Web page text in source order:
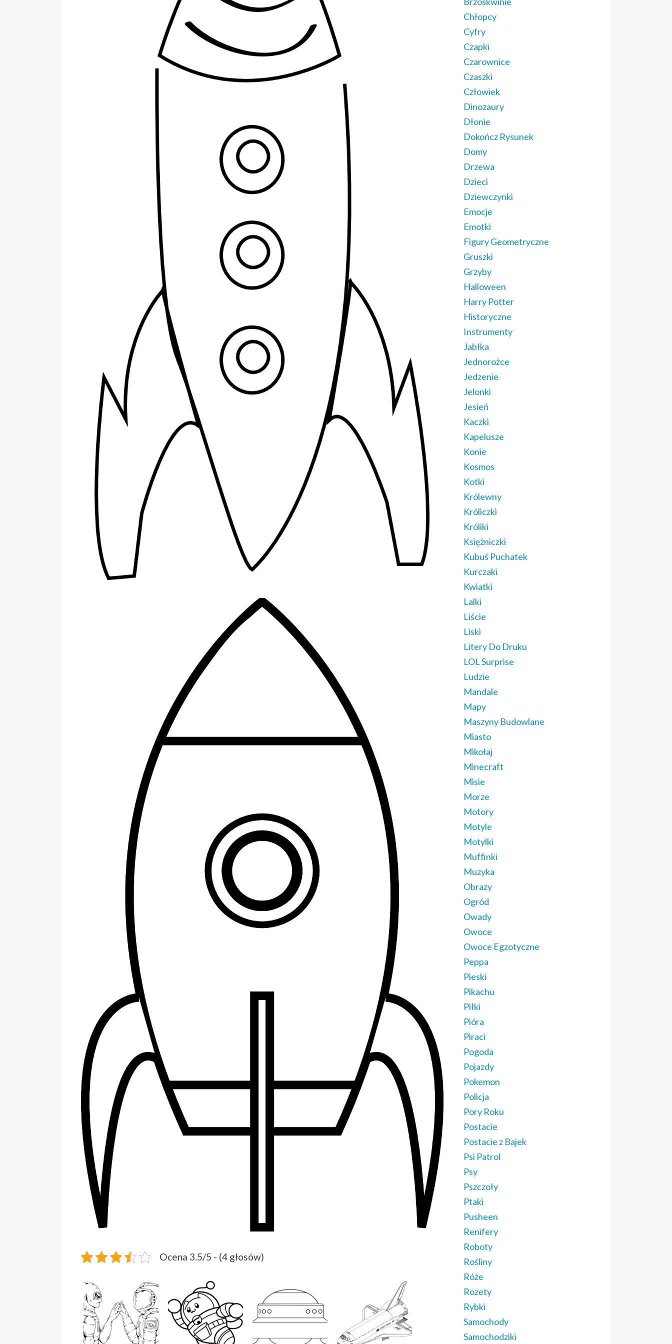
Ocena 3.5/5 - (4 głosów)
Chłopcy
Cyfry
Czapki
Czarownice
Czaszki
Człowiek
Dinozaury
Dłonie
Dokończ Rysunek
Domy
Drzewa
Dzieci
Dziewczynki
Emocje
Emotki
Figury Geometryczne
Gruszki
Grzyby
Halloween
Harry Potter
Historyczne
Instrumenty
Jabłka
Jednorożce
Jedzenie
Jelonki
Jesień
Kaczki
Kapelusze
Konie
Kosmos
Kotki
Królewny
Króliczki
Króliki
Księżniczki
Kubuś Puchatek
Kurczaki
Kwiatki
Lalki
Liście
Liski
Litery Do Druku
LOL Surprise
Ludzie
Mandale
Mapy
Maszyny Budowlane
Miasto
Mikołaj
Minecraft
Misie
Morze
Motory
Motyle
Motylki
Muffinki
Muzyka
Obrazy
Ogród
Owady
Owoce
Owoce Egzotyczne
Peppa
Pieski
Pikachu
Piłki
Pióra
Piraci
Pogoda
Pojazdy
Pokemon
Policja
Pory Roku
Postacie
Postacie z Bajek
Psi Patrol
Psy
Pszczoły
Ptaki
Pusheen
Renifery
Roboty
Rośliny
Róże
Rozety
Rybki
Samochody
Samochodziki